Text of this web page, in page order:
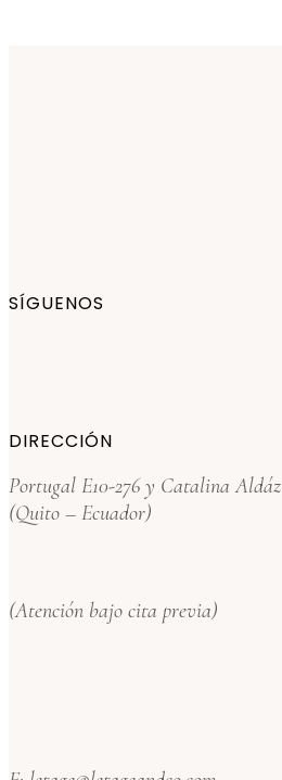
SÍGUENOS
DIRECCIÓN
Portugal E10-276 y Catalina Aldáz
(Quito – Ecuador)
(Atención bajo cita previa)